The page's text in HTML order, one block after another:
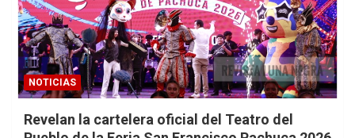
NOTICIAS
Revelan la cartelera oficial del Teatro del